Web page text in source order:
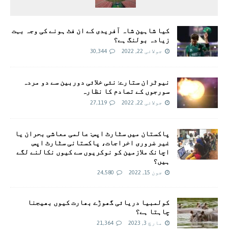
کیا شاہین شاہ آفریدی کے ان فٹ ہونے کی وجہ بہت
زیادہ بولنگ ہے؟
جولائی 22, 2022 30,344
نیوٹران ستارے: نئی خلائی دوربین سے دو مردہ
سورجوں کے تصادم کا نظارہ
جولائی 22, 2022 27,119
پاکستان میں سٹارٹ اپس: عالمی معاشی بحران یا
غیر ضروری اخراجات، پاکستانی سٹارٹ اپس
اچانک ملازمین کو نوکریوں سے کیوں نکالنے لگے
ہیں؟
جون 15, 2022 24,580
کولمبیا دریائی گھوڑے بھارت کیوں بھیجنا
چاہتا ہے؟
مارچ 3, 2023 21,364